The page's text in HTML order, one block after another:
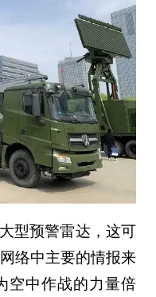
型预警雷达，这可
络中主要的情报来
空中作战的力量倍